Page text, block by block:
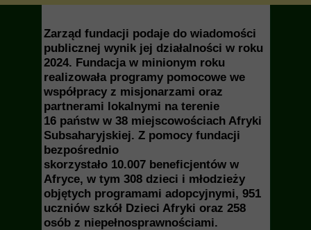
Zarząd fundacji podaje do wiadomości
publicznej wynik jej działalności w roku
2024. Fundacja w minionym roku
realizowała programy pomocowe we
współpracy z misjonarzami oraz
partnerami lokalnymi na terenie
16 państw w 38 miejscowościach Afryki
Subsaharyjskiej. Z pomocy fundacji
bezpośrednio
skorzystało 10.007 beneficjentów w
Afryce, w tym 308 dzieci i młodzieży
objętych programami adopcyjnymi, 951
uczniów szkół Dzieci Afryki oraz 258
osób z niepełnosprawnościami.